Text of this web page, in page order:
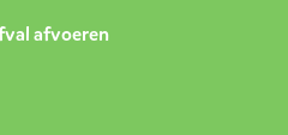
afvoeren